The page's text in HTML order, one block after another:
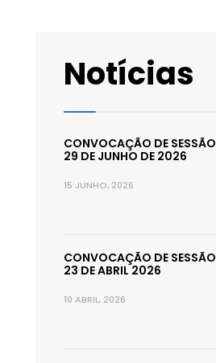
Notícias
CONVOCAÇÃO DE
29 DE JUNHO DE 2026
15 JUNHO, 2026
CONVOCAÇÃO DE
23 DE ABRIL 2026
10 ABRIL, 2026